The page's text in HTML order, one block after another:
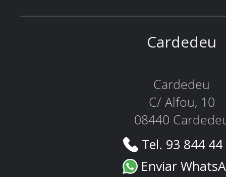
Cardedeu
Cardedeu
C/ Alfou, 10
08440
Tel. 93 844
Enviar